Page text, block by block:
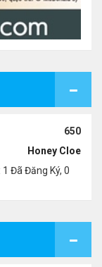
650
Honey Cloe
Đã Đăng Ký, 0